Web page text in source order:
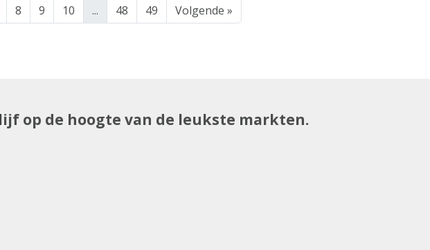
8 9 10 ... 48 49 Volgende »
op de hoogte van de leukste markten.